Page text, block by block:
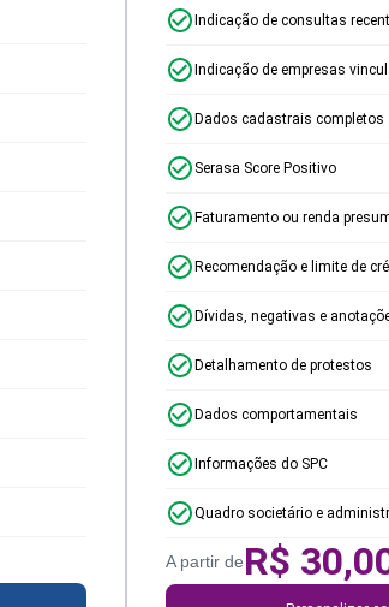
Indicação de consultas
Indicação de empresas
Dados cadastrais completos
Serasa Score Positivo
Faturamento ou renda
Recomendação e limite de
Dívidas, negativas e
Detalhamento de protestos
Dados comportamentais
Informações do SPC
Quadro societário e
A partir deR$